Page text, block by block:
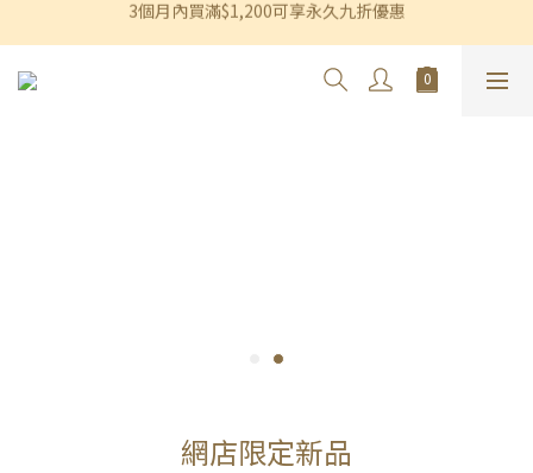
香港及澳門訂單滿$600即享免運費優惠
網店限定新品